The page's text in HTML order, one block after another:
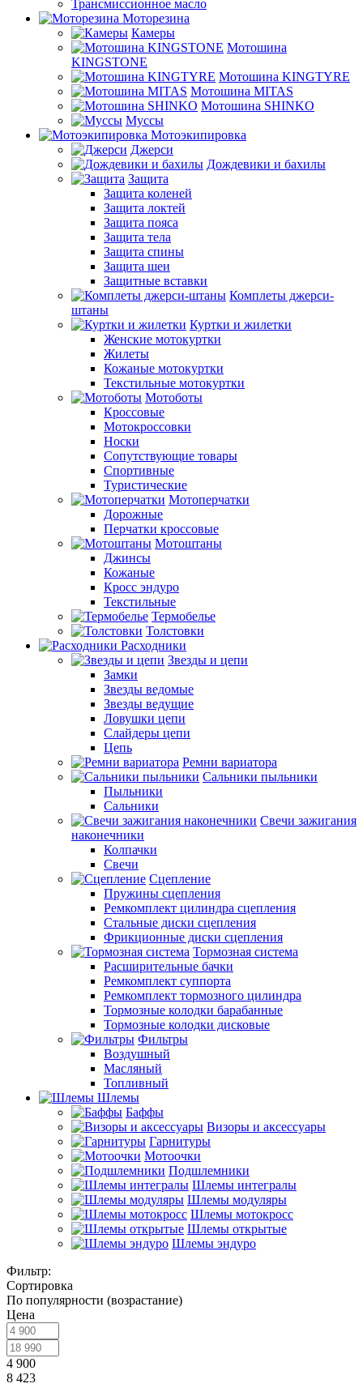
Трансмиссионное масло
Моторезина
Камеры
Мотошина
KINGSTONE
Мотошина KINGTYRE
Мотошина MITAS
Мотошина SHINKO
Муссы
Мотоэкипировка
Джерси
Дождевики и бахилы
Защита
Защита коленей
Защита локтей
Защита пояса
Защита тела
Защита спины
Защита шеи
Защитные вставки
Комплеты джерси-
штаны
Куртки и жилетки
Женские мотокуртки
Жилеты
Кожаные мотокуртки
Текстильные мотокуртки
Мотоботы
Кроссовые
Мотокроcсовки
Носки
Сопутствующие товары
Спортивные
Туристические
Мотоперчатки
Дорожные
Перчатки кроссовые
Мотоштаны
Джинсы
Кожаные
Кросс эндуро
Текстильные
Термобелье
Толстовки
Расходники
Звезды и цепи
Замки
Звезды ведомые
Звезды ведущие
Ловушки цепи
Слайдеры цепи
Цепь
Ремни вариатора
Сальники пыльники
Пыльники
Сальники
Свечи зажигания
наконечники
Колпачки
Свечи
Сцепление
Пружины сцепления
Ремкомплект цилиндра сцепления
Стальные диски сцепления
Фрикционные диски сцепления
Тормозная система
Расширительные бачки
Ремкомплект суппорта
Ремкомплект тормозного цилиндра
Тормозные колодки барабанные
Тормозные колодки дисковые
Фильтры
Воздушный
Масляный
Топливный
Шлемы
Баффы
Визоры и аксессуары
Гарнитуры
Мотоочки
Подшлемники
Шлемы интегралы
Шлемы модуляры
Шлемы мотокросс
Шлемы открытые
Шлемы эндуро
Фильтр:
Сортировка
По популярности (возрастание)
Цена
4 900
8 423